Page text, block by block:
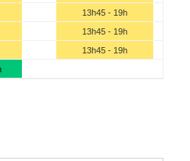
13h45 - 19h
13h45 - 19h
13h45 - 19h